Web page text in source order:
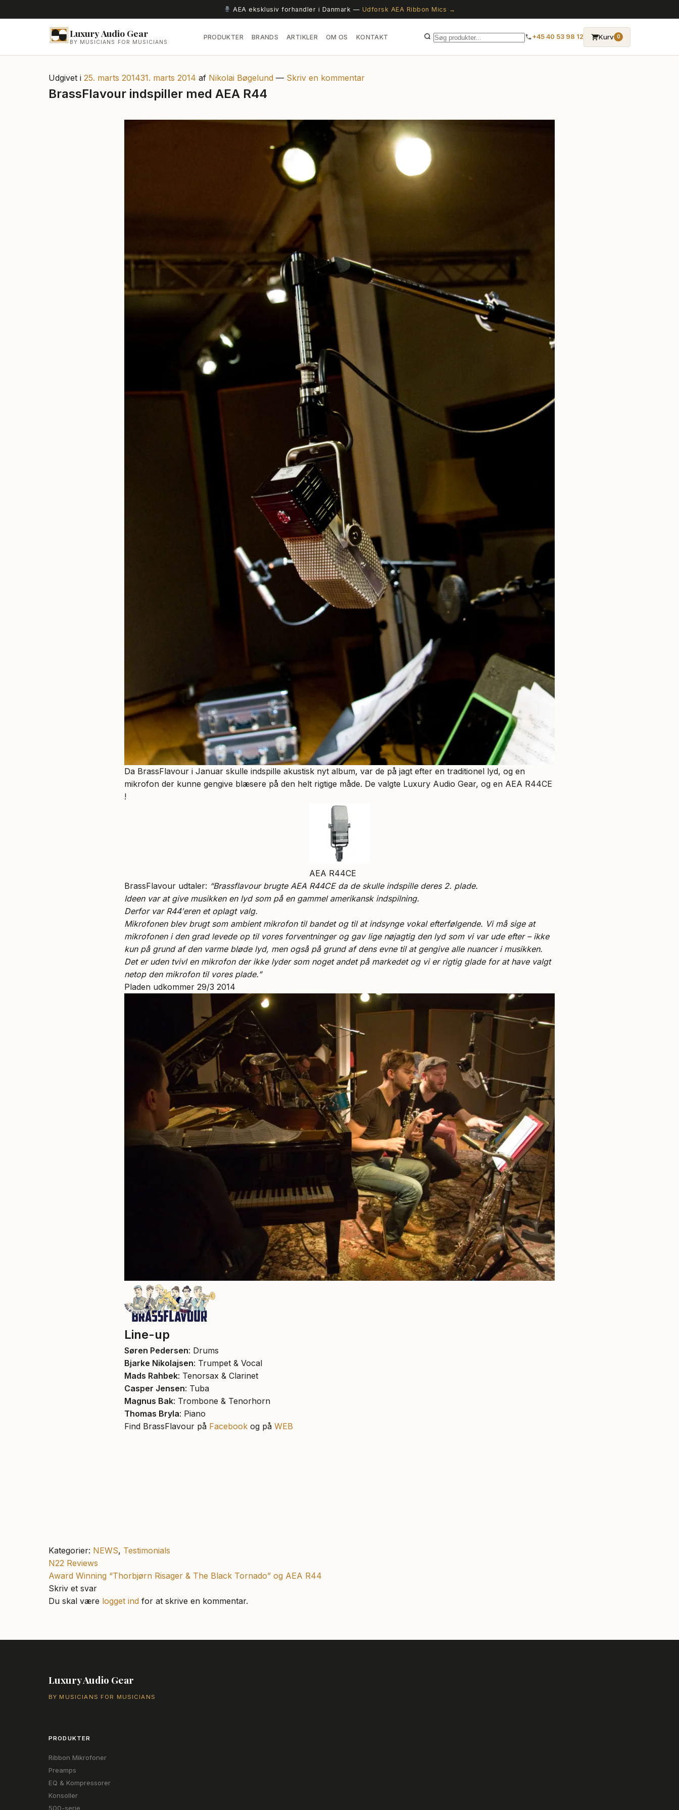
AEA eksklusiv forhandler i Danmark — Udforsk AEA Ribbon Mics →
Luxury Audio Gear
BY MUSICIANS FOR MUSICIANS
PRODUKTER BRANDS ARTIKLER OM OS KONTAKT +45 40 53 98 12 Kurv 0
Udgivet i 25. marts 201431. marts 2014 af Nikolai Bøgelund — Skriv en kommentar
BrassFlavour indspiller med AEA R44
Da BrassFlavour i Januar skulle indspille akustisk nyt album, var de på jagt efter en traditionel lyd, og en
mikrofon der kunne gengive blæsere på den helt rigtige måde. De valgte Luxury Audio Gear, og en AEA R44CE
!
AEA R44CE
BrassFlavour udtaler: “Brassflavour brugte AEA R44CE da de skulle indspille deres 2. plade.
Ideen var at give musikken en lyd som på en gammel amerikansk indspilning.
Derfor var R44′eren et oplagt valg.
Mikrofonen blev brugt som ambient mikrofon til bandet og til at indsynge vokal efterfølgende. Vi må sige at
mikrofonen i den grad levede op til vores forventninger og gav lige nøjagtig den lyd som vi var ude efter – ikke
kun på grund af den varme bløde lyd, men også på grund af dens evne til at gengive alle nuancer i musikken.
Det er uden tvivl en mikrofon der ikke lyder som noget andet på markedet og vi er rigtig glade for at have valgt
netop den mikrofon til vores plade.”
Pladen udkommer 29/3 2014
Line-up
Søren Pedersen: Drums
Bjarke Nikolajsen: Trumpet & Vocal
Mads Rahbek: Tenorsax & Clarinet
Casper Jensen: Tuba
Magnus Bak: Trombone & Tenorhorn
Thomas Bryla: Piano
Find BrassFlavour på Facebook og på WEB
Kategorier: NEWS, Testimonials
Indlægsnavigation
Forrige
indlæg:
N22 Reviews
Næste
indlæg:
Award Winning “Thorbjørn Risager & The Black Tornado” og AEA R44
Skriv et svar
Du skal være logget ind for at skrive en kommentar.
Luxury Audio Gear
BY MUSICIANS FOR MUSICIANS
PRODUKTER
Ribbon Mikrofoner
Preamps
EQ & Kompressorer
Konsoller
500-serie